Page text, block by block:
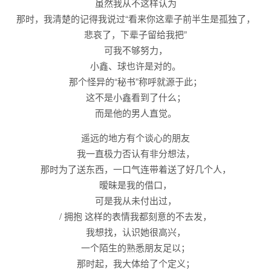
虽然我从不这样认为
那时，我清楚的记得我说过“看来你这辈子前半生是孤独了，
悲哀了，下辈子留给我把”
可我不够努力，
小鑫、球也许是对的。
那个怪异的“秘书”称呼就源于此；
这不是小鑫看到了什么；
而是他的男人直觉。
遥远的地方有个谈心的朋友
我一直极力否认有非分想法，
那时为了送东西，一口气连带着送了好几个人，
暧昧是我的借口，
可是我从未付出过，
/ 拥抱 这样的表情我都刻意的不去发，
我想找，认识她很高兴，
一个陌生的熟悉朋友足以；
那时起，我大体给了个定义；